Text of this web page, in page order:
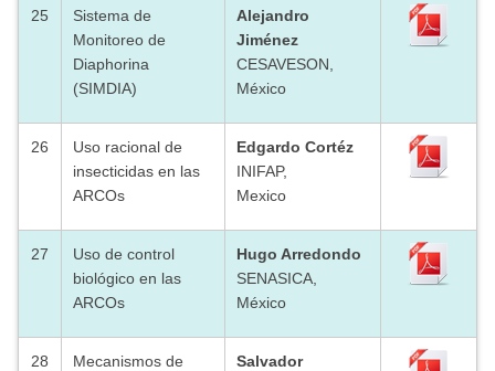
25
Sistema de
Monitoreo de
Diaphorina
(SIMDIA)
Alejandro
Jiménez
CESAVESON,
México
26
Uso racional de
insecticidas en las
ARCOs
Edgardo Cortéz
INIFAP,
Mexico
27
Uso de control
biológico en las
ARCOs
Hugo Arredondo
SENASICA,
México
28
Mecanismos de
Salvador